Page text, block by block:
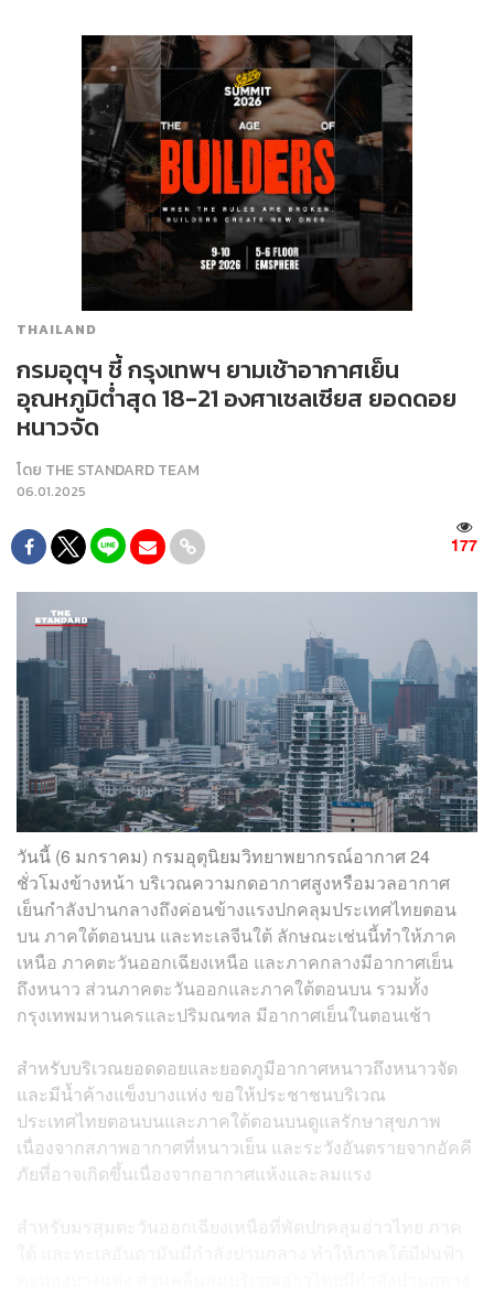
THAILAND
กรมอุตุฯ ชี้ กรุงเทพฯ ยามเช้าอากาศเย็น
อุณหภูมิต่ำสุด 18-21 องศาเซลเซียส ยอดดอย
หนาวจัด
โดย THE STANDARD TEAM
06.01.2025
177
วันนี้ (6 มกราคม) กรมอุตุนิยมวิทยาพยากรณ์อากาศ 24
ชั่วโมงข้างหน้า บริเวณความกดอากาศสูงหรือมวลอากาศ
เย็นกำลังปานกลางถึงค่อนข้างแรงปกคลุมประเทศไทยตอน
บน ภาคใต้ตอนบน และทะเลจีนใต้ ลักษณะเช่นนี้ทำให้ภาค
เหนือ ภาคตะวันออกเฉียงเหนือ และภาคกลางมีอากาศเย็น
ถึงหนาว ส่วนภาคตะวันออกและภาคใต้ตอนบน รวมทั้ง
กรุงเทพมหานครและปริมณฑล มีอากาศเย็นในตอนเช้า
สำหรับบริเวณยอดดอยและยอดภูมีอากาศหนาวถึงหนาวจัด
และมีน้ำค้างแข็งบางแห่ง ขอให้ประชาชนบริเวณ
ประเทศไทยตอนบนและภาคใต้ตอนบนดูแลรักษาสุขภาพ
เนื่องจากสภาพอากาศที่หนาวเย็น และระวังอันตรายจากอัคคี
ภัยที่อาจเกิดขึ้นเนื่องจากอากาศแห้งและลมแรง
สำหรับมรสุมตะวันออกเฉียงเหนือที่พัดปกคลุมอ่าวไทย ภาค